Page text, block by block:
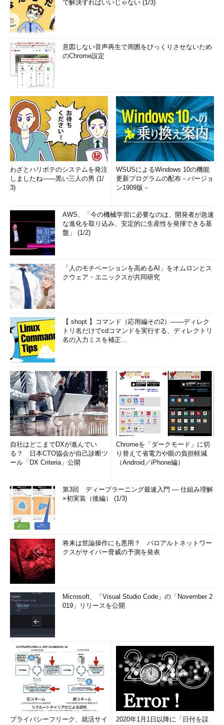
で解決すればいいじゃない (1/3)
意図しない音声再生で周囲をびっくりさせないため
のChrome設定
わざとハリボテのシステムを発注
しましたね――黒い三人の男 (1/
3)
WSUSによるWindows 10の機能
更新プログラムの配布－バージョ
ン1909版－
AWS、「今の機械学習に必要なのは、開発者が急速
な進化を取り込み、安定的に生産性を発揮できる基
盤」 (1/2)
「人のモチベーションを高めるAI」をオムロンとス
クウェア・エニックスが共同研究
【 shopt 】コマンド（応用編その2）――ディレク
トリ名だけでcdコマンドを実行する、ディレクトリ
名の入力ミスを補正...
自社はどこまでDXが進んでい
る？ 日本CTO協会が自己診断ツ
ール「DX Criteria」公開
Chromeを「ダークモード」に切
り替えて省電力や眼の負担軽減
（Android／iPhone編）
第3回 ディープラーニング最速入門 ― 仕組み理解
×初実装（後編） (1/3)
将来は世論操作にも悪用？ パロアルトネットワー
クスがサイバー脅威の予測を発表
Microsoft、「Visual Studio Code」の「November 2
019」リリースを公開
プライバシーフリーク、就活サイ
2020年1月1日以降に「日付を誤